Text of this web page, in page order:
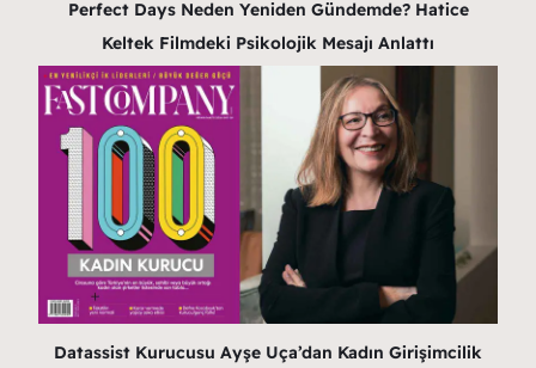
Perfect Days Neden Yeniden Gündemde? Hatice
Keltek Filmdeki Psikolojik Mesajı Anlattı
Datassist Kurucusu Ayşe Uça’dan Kadın Girişimcilik